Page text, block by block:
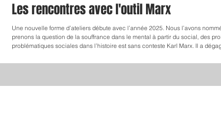
Les rencontres avec l'outil Marx
Une nouvelle forme d’ateliers débute avec l’année 2025. Nous l’avons nommée « Les rencontres avec l’outil Marx » A
prenons la question de la souffrance dans le mental à partir du social, des
problématiques sociales dans l’histoire est sans conteste Karl Marx. Il a